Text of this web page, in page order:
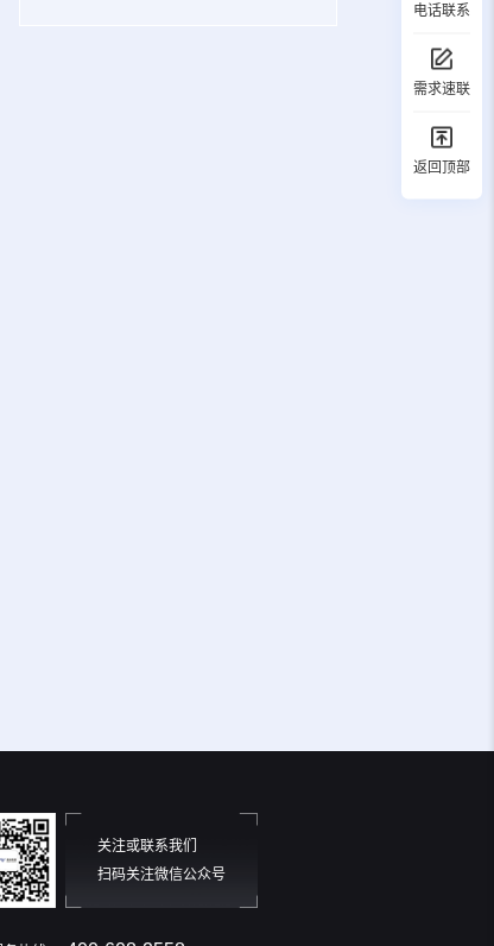
关注或联系我们
扫码关注微信公众号
电话联系
需求速联
返回顶部